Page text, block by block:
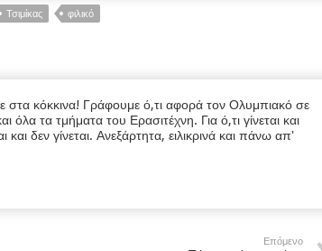
Τσιμίκας φιλικό
κόκκινα! Γράφουμε ό,τι αφορά τον Ολυμπιακό σε
τα τμήματα του Ερασιτέχνη. Για ό,τι γίνεται και
και δεν γίνεται. Ανεξάρτητα, ειλικρινά και πάνω απ'
Επόμενο